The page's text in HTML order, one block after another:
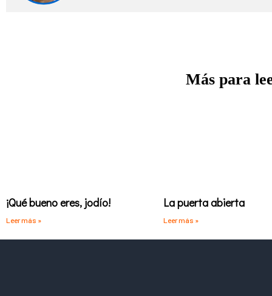
Más para
¡Qué bueno eres, jodío!
Leer más »
La puerta abierta
Leer más »